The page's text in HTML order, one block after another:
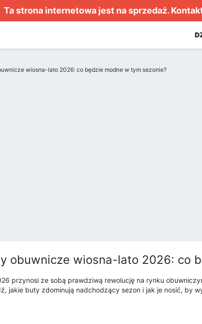
Ta strona internetowa jest na sprzedaż.
wiosna-lato 2026: co będzie modne w tym sezonie?
obuwnicze wiosna-lato 2026: co
przynosi ze sobą prawdziwą rewolucję na rynku
jakie buty zdominują nadchodzący sezon i jak je nosić, by